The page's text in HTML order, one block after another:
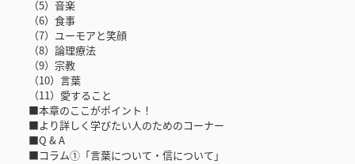
（5）音楽
（6）食事
（7）ユーモアと笑顔
（8）論理療法
（9）宗教
（10）言葉
（11）愛すること
■本章のここがポイント！
■より詳しく学びたい人のためのコーナー
■Q & A
■コラム①「言葉について・信について」